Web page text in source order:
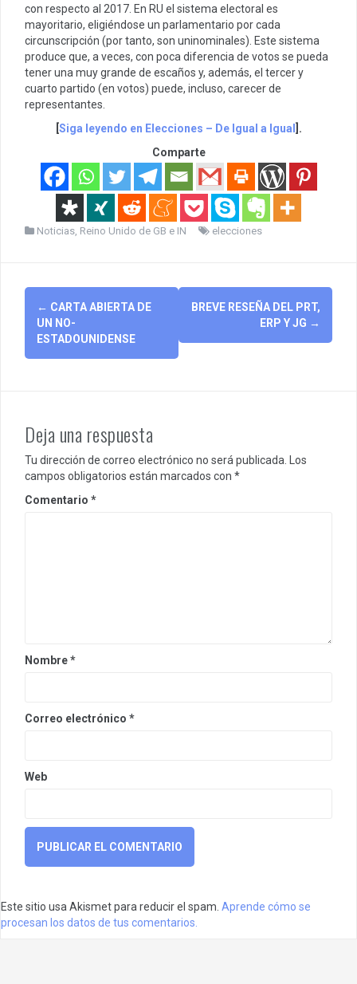
con respecto al 2017. En RU el sistema electoral es
mayoritario, eligiéndose un parlamentario por cada
circunscripción (por tanto, son uninominales). Este sistema
produce que, a veces, con poca diferencia de votos se pueda
tener una muy grande de escaños y, además, el tercer y
cuarto partido (en votos) puede, incluso, carecer de
representantes.
Siga leyendo en Elecciones – De Igual a Igual
].
Comparte
Noticias Reino Unido de GB e IN elecciones
Post
navigation
← CARTA ABIERTA DE
UN NO-
ESTADOUNIDENSE
BREVE RESEÑA DEL PRT,
ERP Y JG →
Deja una respuesta
Tu dirección de correo electrónico no será publicada.
Los
campos obligatorios están marcados con *
Comentario *
Nombre*
Correo electrónico *
Web
Este sitio usa Akismet para reducir el spam. Aprende cómo se
procesan los datos de tus comentarios.